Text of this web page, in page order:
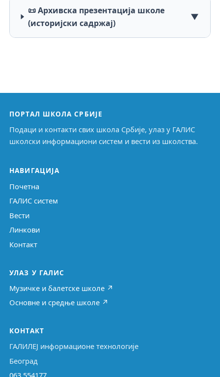
📜 Архивска презентација школе
(историјски садржај)
▼
ПОРТАЛ ШКОЛА СРБИЈЕ
Подаци и контакти свих школа Србије, улаз у ГАЛИС
школски информациони систем и вести из школства.
НАВИГАЦИЈА
Почетна
ГАЛИС систем
Вести
Линкови
Контакт
УЛАЗ У ГАЛИС
Музичке и балетске школе ↗
Основне и средње школе ↗
КОНТАКТ
ГАЛИЛЕЈ информационе технологије
Београд